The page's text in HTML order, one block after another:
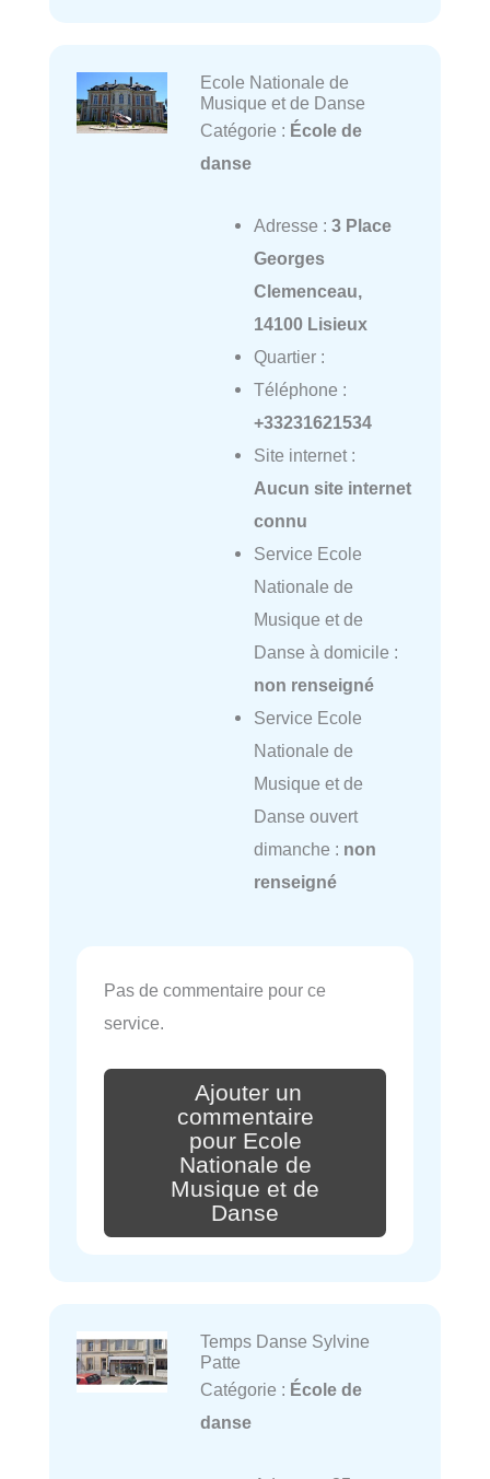
Ecole Nationale de
Musique et de Danse
Catégorie : École de
danse
Adresse : 3 Place
Georges
Clemenceau,
14100 Lisieux
Quartier :
Téléphone :
+33231621534
Site internet :
Aucun site internet
connu
Service Ecole
Nationale de
Musique et de
Danse à domicile :
non renseigné
Service Ecole
Nationale de
Musique et de
Danse ouvert
dimanche : non
renseigné
Pas de commentaire pour ce
service.
Ajouter un
commentaire
pour Ecole
Nationale de
Musique et de
Danse
Temps Danse Sylvine
Patte
Catégorie : École de
danse